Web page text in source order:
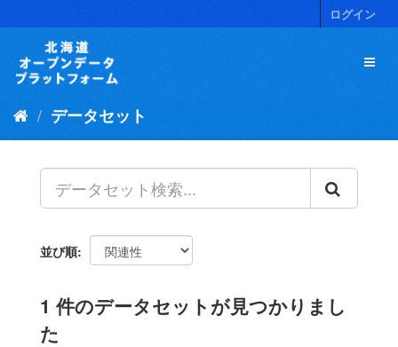
キ
ログイン
データセット
並び順
1 件のデータセットが見つかりまし
た